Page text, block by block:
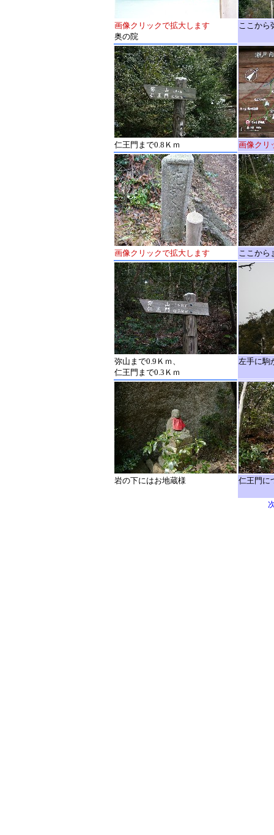
画像クリックで拡大します
奥の院
ここから
仁王門まで0.8Ｋｍ 画像クリ
画像クリックで拡大します ここから
弥山まで0.9Ｋｍ、
仁王門まで0.3Ｋｍ
左手に駒
岩の下にはお地蔵様 仁王門に